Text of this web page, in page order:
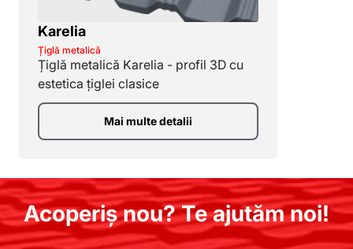
Karelia
Țiglă metalică
Țiglă metalică Karelia - profil 3D cu
estetica țiglei clasice
Mai multe detalii
Acoperiș nou? Te ajutăm noi!